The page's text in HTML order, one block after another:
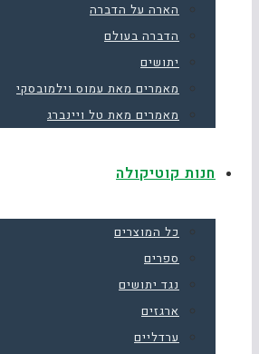
הארה על הדברה
הדברה בעולם
יתושים
מאמרים מאת עמוס וילמובסקי
מאמרים מאת טל ויינברג
חנות קוטיקולה
כל המוצרים
ספרים
נגד יתושים
ארגזים
ערדליים